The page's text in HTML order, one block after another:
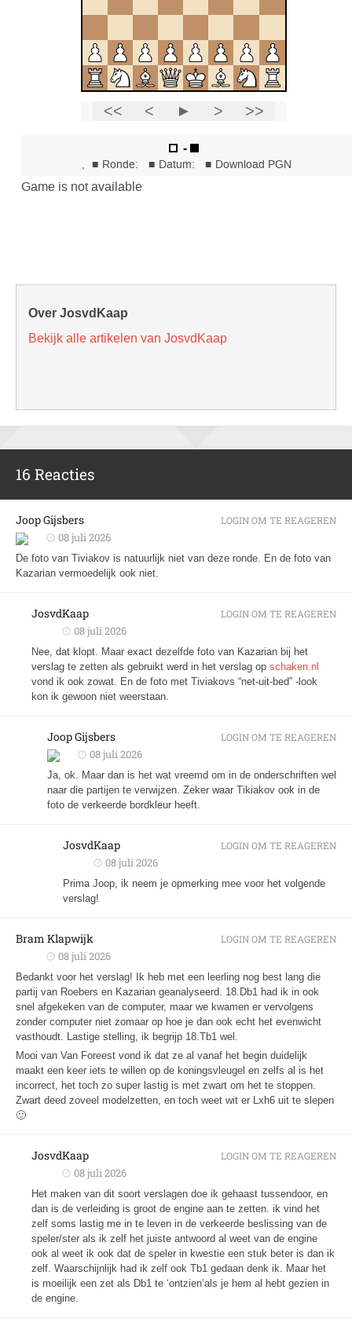
Over JosvdKaap
Bekijk alle artikelen van JosvdKaap
16 Reacties
Joop Gijsbers
08 juli 2026
De foto van Tiviakov is natuurlijk niet van deze ronde. En de foto van
Kazarian vermoedelijk ook niet.
LOGIN OM TE REAGEREN
JosvdKaap
08 juli 2026
Nee, dat klopt. Maar exact dezelfde foto van Kazarian bij het
verslag te zetten als gebruikt werd in het verslag op schaken.nl
vond ik ook zowat. En de foto met Tiviakovs “net-uit-bed” -look
kon ik gewoon niet weerstaan.
LOGIN OM TE REAGEREN
Joop Gijsbers
08 juli 2026
Ja, ok. Maar dan is het wat vreemd om in de onderschriften wel
naar die partijen te verwijzen. Zeker waar Tikiakov ook in de
foto de verkeerde bordkleur heeft.
LOGIN OM TE REAGEREN
JosvdKaap
08 juli 2026
Prima Joop, ik neem je opmerking mee voor het volgende
verslag!
LOGIN OM TE REAGEREN
Bram Klapwijk
08 juli 2026
Bedankt voor het verslag! Ik heb met een leerling nog best lang die
partij van Roebers en Kazarian geanalyseerd. 18.Db1 had ik in ook
snel afgekeken van de computer, maar we kwamen er vervolgens
zonder computer niet zomaar op hoe je dan ook echt het evenwicht
vasthoudt. Lastige stelling, ik begrijp 18.Tb1 wel.
Mooi van Van Foreest vond ik dat ze al vanaf het begin duidelijk
maakt een keer iets te willen op de koningsvleugel en zelfs al is het
incorrect, het toch zo super lastig is met zwart om het te stoppen.
Zwart deed zoveel modelzetten, en toch weet wit er Lxh6 uit te slepen
🙂
LOGIN OM TE REAGEREN
JosvdKaap
08 juli 2026
Het maken van dit soort verslagen doe ik gehaast tussendoor, en
dan is de verleiding is groot de engine aan te zetten. ik vind het
zelf soms lastig me in te leven in de verkeerde beslissing van de
speler/ster als ik zelf het juiste antwoord al weet van de engine
ook al weet ik ook dat de speler in kwestie een stuk beter is dan ik
zelf. Waarschijnlijk had ik zelf ook Tb1 gedaan denk ik. Maar het
is moeilijk een zet als Db1 te ‘ontzien’als je hem al hebt gezien in
de engine.
LOGIN OM TE REAGEREN